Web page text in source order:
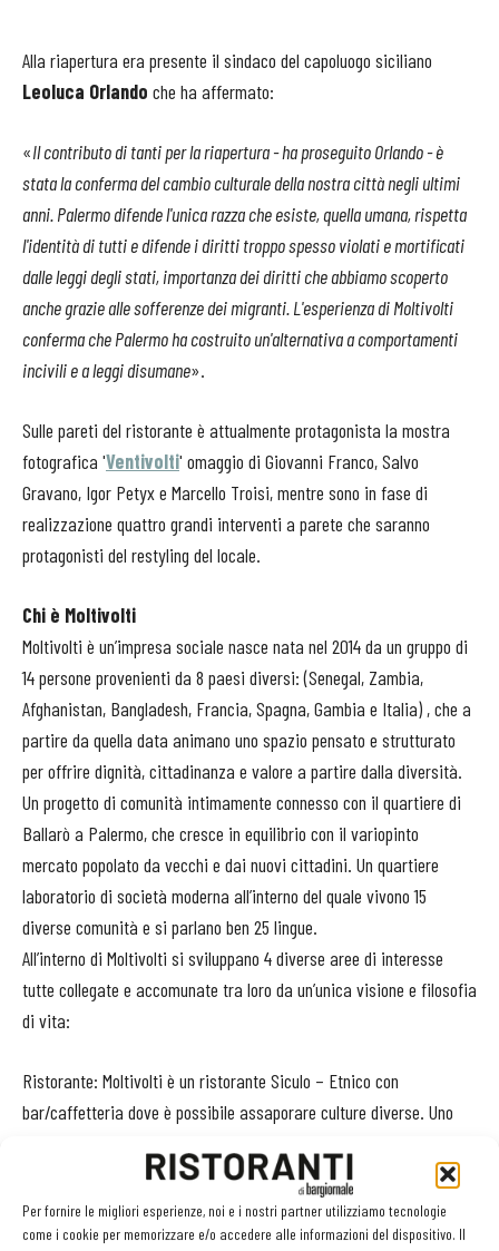
Per fornire le migliori esperienze, noi e i nostri partner utilizziamo tecnologie
come i cookie per memorizzare e/o accedere alle informazioni del dispositivo. Il
Alla riapertura era presente il sindaco del capoluogo siciliano
Leoluca Orlando che ha affermato:
«Il contributo di tanti per la riapertura - ha proseguito Orlando - è
stata la conferma del cambio culturale della nostra città negli ultimi
anni. Palermo difende l'unica razza che esiste, quella umana, rispetta
l'identità di tutti e difende i diritti troppo spesso violati e mortificati
dalle leggi degli stati, importanza dei diritti che abbiamo scoperto
anche grazie alle sofferenze dei migranti. L'esperienza di Moltivolti
conferma che Palermo ha costruito un'alternativa a comportamenti
incivili e a leggi disumane».
Sulle pareti del ristorante è attualmente protagonista la mostra
fotografica 'Ventivolti' omaggio di Giovanni Franco, Salvo
Gravano, Igor Petyx e Marcello Troisi, mentre sono in fase di
realizzazione quattro grandi interventi a parete che saranno
protagonisti del restyling del locale.
Chi è Moltivolti
Moltivolti è un’impresa sociale nasce nata nel 2014 da un gruppo di
14 persone provenienti da 8 paesi diversi: (Senegal, Zambia,
Afghanistan, Bangladesh, Francia, Spagna, Gambia e Italia) , che a
partire da quella data animano uno spazio pensato e strutturato
per offrire dignità, cittadinanza e valore a partire dalla diversità.
Un progetto di comunità intimamente connesso con il quartiere di
Ballarò a Palermo, che cresce in equilibrio con il variopinto
mercato popolato da vecchi e dai nuovi cittadini. Un quartiere
laboratorio di società moderna all’interno del quale vivono 15
diverse comunità e si parlano ben 25 lingue.
All’interno di Moltivolti si sviluppano 4 diverse aree di interesse
tutte collegate e accomunate tra loro da un’unica visione e filosofia
di vita:
Ristorante: Moltivolti è un ristorante Siculo – Etnico con
bar/caffetteria dove è possibile assaporare culture diverse. Uno
i tantissimi piatti del mondo che compongono il menu.
Coworking: Moltivolti gestisce uno spazio di Co-Working composto